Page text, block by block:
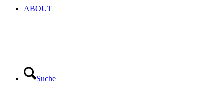
ABOUT
Suche